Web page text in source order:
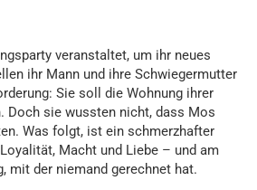
veranstaltet, um ihr neues
ihr Mann und ihre Schwiegermutter
Sie soll die Wohnung ihrer
Doch sie wussten nicht, dass Mos
Was folgt, ist ein schmerzhafter
Macht und Liebe – und am
mit der niemand gerechnet hat.